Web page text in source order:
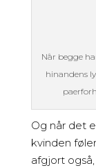
Når begge
hinandens
Og når det
kvinden
afgjort